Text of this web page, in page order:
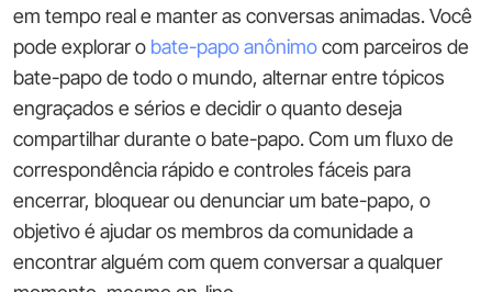
em tempo real e manter as conversas animadas. Você
pode explorar o bate-papo anônimocom parceiros de
bate-papo de todo o mundo, alternar entre tópicos
engraçados e sérios e decidir o quanto deseja
compartilhar durante o bate-papo. Com um fluxo de
correspondência rápido e controles fáceis para
encerrar, bloquear ou denunciar um bate-papo, o
objetivo é ajudar os membros da comunidade a
encontrar alguém com quem conversar a qualquer